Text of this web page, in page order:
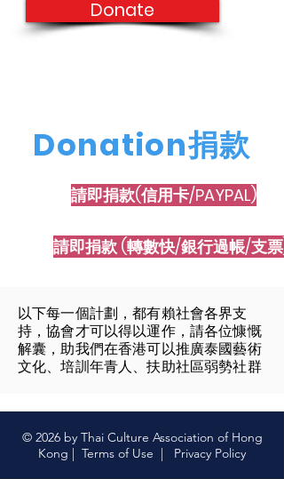
Donate
Donation捐款
請即捐款(信用卡/PAYPAL)
請即捐款 (轉數快/銀行過帳/支票)
以下每一個計劃，都有賴社會各界支
持，協會才可以得以運作，請各位慷慨
解囊，助我們在香港可以推廣泰國藝術
文化、培訓年青人、扶助社區弱勢社群
© 2026 by Thai Culture Association of Hong
Kong | Terms of Use | Privacy Policy